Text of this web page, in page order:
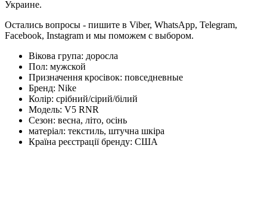
Украине.
Остались вопросы - пишите в Viber, WhatsApp, Telegram,
Facebook, Instagram и мы поможем с выбором.
Вікова група: доросла
Пол: мужской
Призначення кросівок: повседневные
Бренд: Nike
Колір: срібний/сірий/білий
Модель: V5 RNR
Сезон: весна, літо, осінь
матеріал: текстиль, штучна шкіра
Країна реєстрації бренду: США